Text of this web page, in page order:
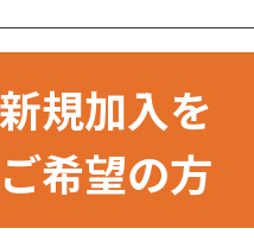
新規加入を
ご希望の方